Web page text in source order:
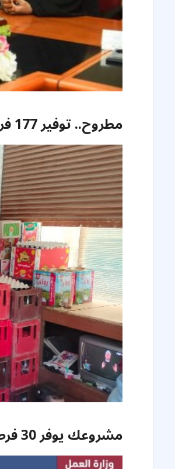
مطروح.. توفير 177 فرصة عمل للشباب
مشروعك يوفر 30 فرصة عمل بالمنوفية خلال مايو بتمويل 11 مليون جنيه